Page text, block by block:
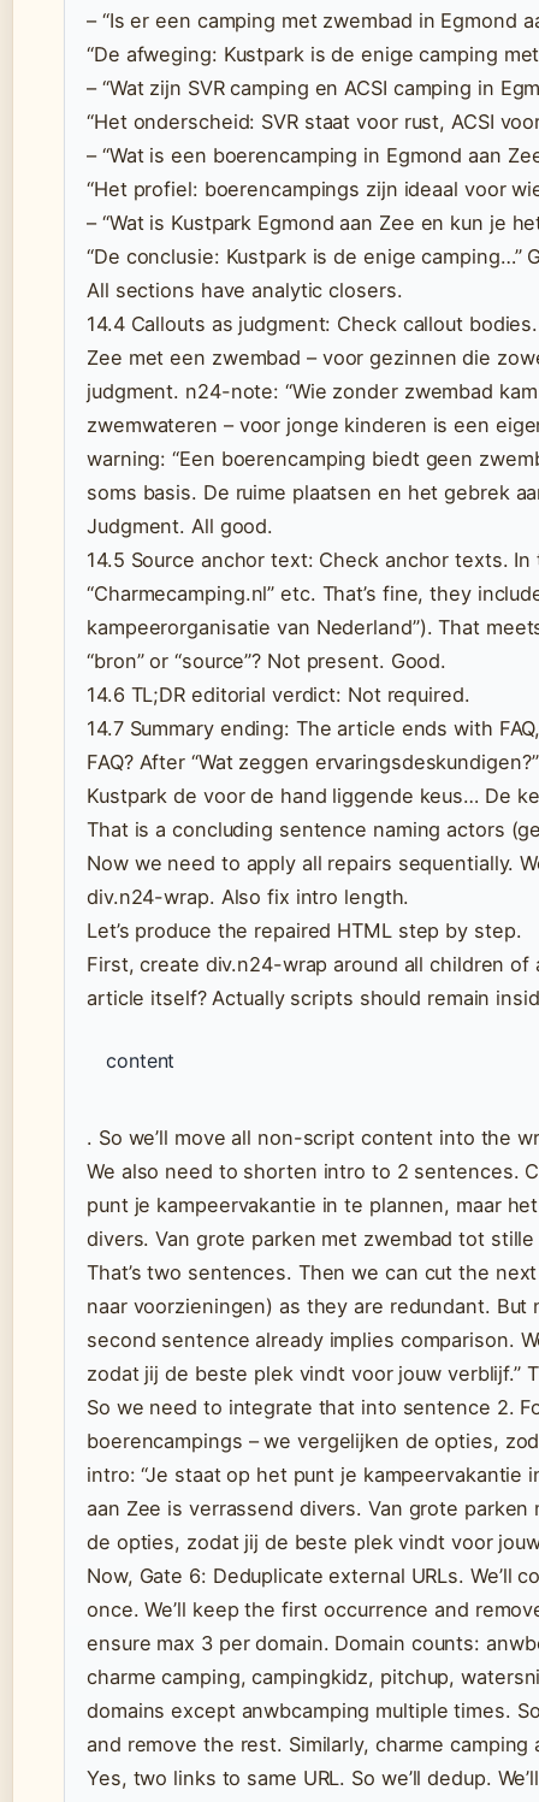
– “Is er een camping met zwembad in Egmond
“De afweging: Kustpark is de enige camping
– “Wat zijn SVR camping en ACSI camping in
“Het onderscheid: SVR staat voor rust, ACSI
– “Wat is een boerencamping in Egmond aan
“Het profiel: boerencampings zijn ideaal voor
– “Wat is Kustpark Egmond aan Zee en kun je
“De conclusie: Kustpark is de enige camping…”
All sections have analytic closers.
14.4 Callouts as judgment: Check callout
Zee met een zwembad – voor gezinnen die
judgment. n24-note: “Wie zonder zwembad
zwemwateren – voor jonge kinderen is een
warning: “Een boerencamping biedt geen
soms basis. De ruime plaatsen en het gebrek
Judgment. All good.
14.5 Source anchor text: Check anchor texts.
“Charmecamping.nl” etc. That’s fine, they
kampeerorganisatie van Nederland”). That
“bron” or “source”? Not present. Good.
14.6 TL;DR editorial verdict: Not required.
14.7 Summary ending: The article ends with
FAQ? After “Wat zeggen
Kustpark de voor de hand liggende keus… De
That is a concluding sentence naming actors
Now we need to apply all repairs sequentially.
div.n24-wrap. Also fix intro length.
Let’s produce the repaired HTML step by step.
First, create div.n24-wrap around all children
article itself? Actually scripts should remain
content
. So we’ll move all non-script content into the
We also need to shorten intro to 2 sentences.
punt je kampeervakantie in te plannen, maar
divers. Van grote parken met zwembad tot
That’s two sentences. Then we can cut the
naar voorzieningen) as they are redundant.
second sentence already implies comparison.
zodat jij de beste plek vindt voor jouw verblijf.”
So we need to integrate that into sentence 2.
boerencampings – we vergelijken de opties,
intro: “Je staat op het punt je kampeervakantie
aan Zee is verrassend divers. Van grote
de opties, zodat jij de beste plek vindt voor
Now, Gate 6: Deduplicate external URLs. We’ll
once. We’ll keep the first occurrence and
ensure max 3 per domain. Domain counts:
charme camping, campingkidz, pitchup,
domains except anwbcamping multiple times.
and remove the rest. Similarly, charme
Yes, two links to same URL. So we’ll dedup.